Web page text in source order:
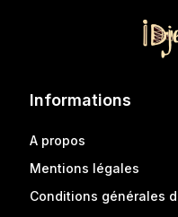
Informations
A propos
Mentions légales
Conditions générales